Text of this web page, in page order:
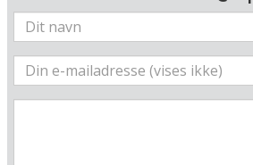
Her ligger hotellet
Vis alle Happydayshoteller i Tyskland
Lufthavne
Museer